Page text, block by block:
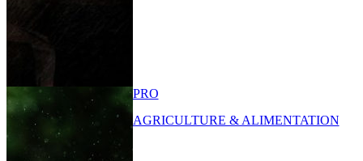
PRO
AGRICULTURE & ALIMENTATION